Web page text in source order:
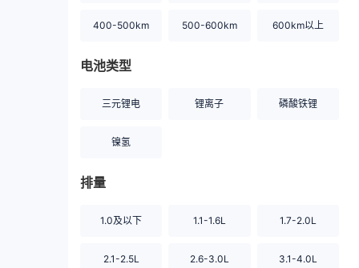
400-500km 500-600km 600km以上
电池类型
三元锂电 锂离子 磷酸铁锂
镍氢
排量
1.0及以下 1.1-1.6L 1.7-2.0L
2.1-2.5L 2.6-3.0L 3.1-4.0L